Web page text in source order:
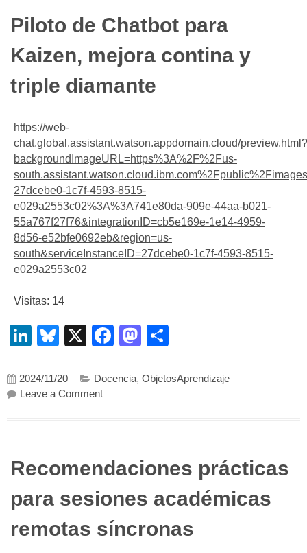
Piloto de Chatbot para
Kaizen, mejora contina y
triple diamante
https://web-
chat.global.assistant.watson.appdomain.cloud/preview.html?
backgroundImageURL=https%3A%2F%2Fus-
27dcebe0-1c7f-4593-8515-
e029a2553c02%3A%3A741e80da-909e-44aa-b021-
55a767f27f76&integrationID=cb5e169e-1e14-4959-
8d56-e52bfe0692eb&region=us-
south&serviceInstanceID=27dcebe0-1c7f-4593-8515-
e029a2553c02
Visitas: 14
LinkedIn
Bluesky
X Facebook
Mastodon
2024/11/20 Docencia, ObjetosAprendizaje
Leave a Commenton Piloto de Chatbot para Kaizen, mejora
Recomendaciones prácticas
para sesiones académicas
remotas síncronas